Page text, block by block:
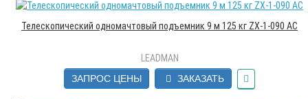
Телескопический одномачтовый подъемник 9 м 125 кг ZX-1-090 AC
LEADMAN
ЗАПРОС ЦЕНЫ
ЗАКАЗАТЬ